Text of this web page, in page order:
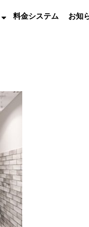
料金システム お知